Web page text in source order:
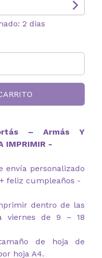
2 dias
– Armás Y
IMPRIMIR -
envía personalizado
feliz cumpleaños -
dentro de las
viernes de 9 – 18
de hoja de
hoja A4.